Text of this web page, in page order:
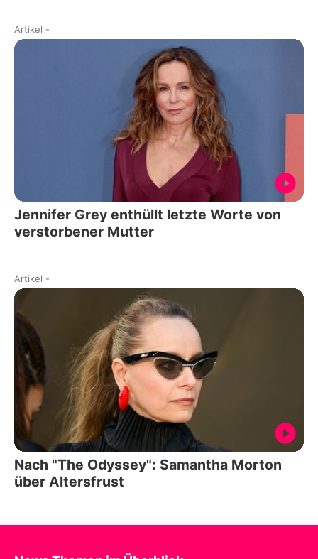
Artikel -
Jennifer Grey enthüllt letzte Worte von
verstorbener Mutter
Artikel -
Nach "The Odyssey": Samantha Morton
über Altersfrust